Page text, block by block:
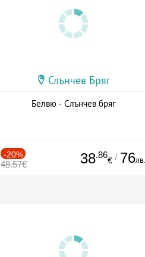
Слънчев Бряг
Белвю - Слънчев бряг
-20%
48.57€ 38.86
€ / 76лв.